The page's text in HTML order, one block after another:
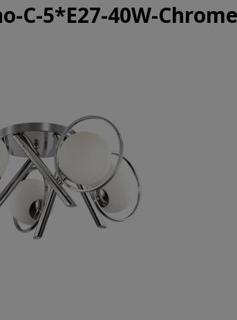
C-5*E27-40W-Chrome